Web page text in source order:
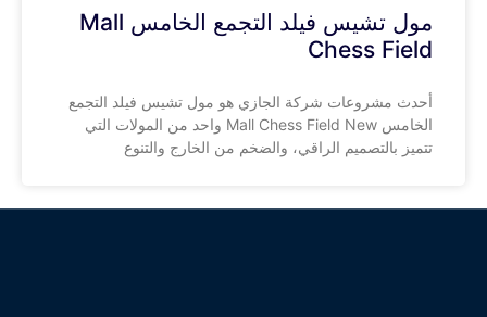
مول تشيس فيلد التجمع الخامس Mall
Chess Field
أحدث مشروعات شركة الجازي هو مول تشيس فيلد التجمع
الخامس Mall Chess Field New واحد من المولات التي
تتميز بالتصميم الراقي، والضخم من الخارج والتنوع